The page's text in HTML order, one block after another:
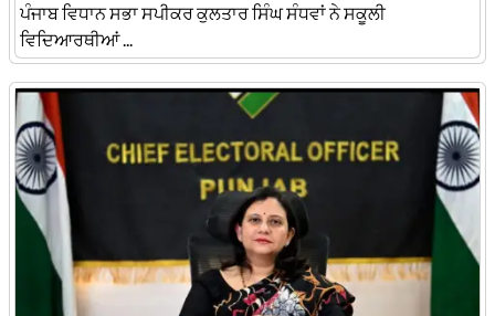
ਪੰਜਾਬ ਵਿਧਾਨ ਸਭਾ ਸਪੀਕਰ ਕੁਲਤਾਰ ਸਿੰਘ ਸੰਧਵਾਂ ਨੇ ਸਕੂਲੀ
ਵਿਦਿਆਰਥੀਆਂ ...